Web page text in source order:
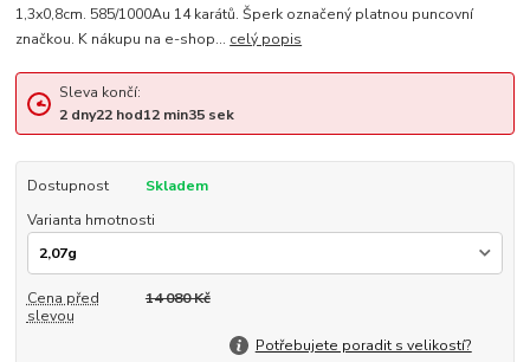
1,3x0,8cm. 585/1000Au 14 karátů. Šperk označený platnou puncovní
značkou. K nákupu na e-shop... celý popis
Sleva končí:
2 dny22hod12min34sek
Dostupnost
Skladem
Varianta hmotnosti
Cena před
slevou
14 080 Kč
Potřebujete poradit s velikostí?